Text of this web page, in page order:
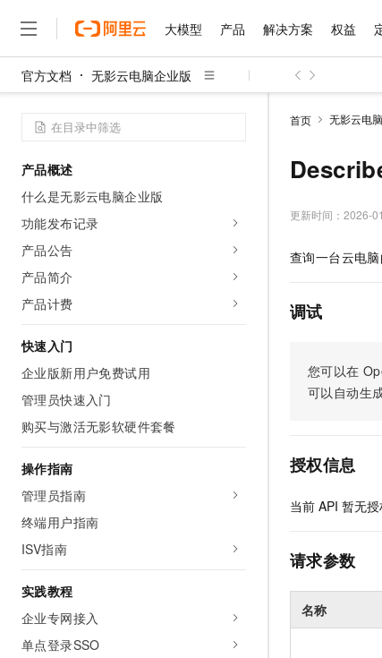
大模型 产品 解决方案 权益
官方文档 无影云电脑企业版
产品概述
什么是无影云电脑企业版
功能发布记录
产品公告
产品简介
产品计费
快速入门
企业版新用户免费试用
管理员快速入门
购买与激活无影软硬件套餐
操作指南
管理员指南
终端用户指南
ISV指南
实践教程
企业专网接入
单点登录SSO
首页 无影云电
更新时间： 2026-
查询一台云电
调试
您可以在
可以自动生
授权信息
当前 API 暂无授
请求参数
名称
大模型
千问AI平台
Qwen3-VL-Plus
大模型服务
千问AI平台-Token
千问AI平台-模型体验
在线体验全尺寸、多
Happy 系列大模型
产品
精选产品
计算
容器
存储
网络与CDN
安全
数据库
大数据计算
企业服务与云通信
域名与网站
精选产品
多元化、高性能、安
无影云电脑
随时随地安全接入的
云解析DNS
面向分析的企业级
解决方案
精选解决方案
互联网应用开发
大数据
现代化应用
安全
网络
上云与迁云
企业出海
政企业务
精选解决方案
HappyHorse 打造
快速拥有专属
权益 普惠上云
推荐新用户得奖励，
云工开物
高校专属算力普惠，
免费试用
最高领取价值200元
140+云产品 免费试用
定价 产品定价
了解云产品的定价详情
云上成本管理
管理和优化成本
云市场 精选商城
多端小程序
观测云
Tuya 物联网平台阿里
电子合同
AI空中课堂在线直播
生态解决方案
行业生态解决方案
AI 开发和 AI 应用解
伙伴 成为销售伙伴
咨询伙伴
销售伙伴合作计
无影生态合作计划
Consulting Partner 合
服务 售前咨询
自助服务
在线服务
短信专区
了解阿里云 为什么选择阿里
技术领先
分析师报告
研究报告与白皮书
AI 算法大赛
入门学习赛